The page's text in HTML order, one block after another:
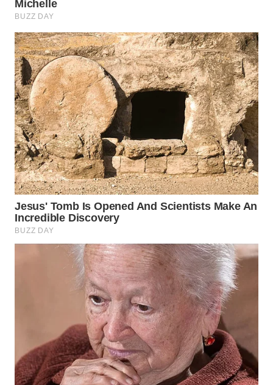
DEPOK
WN
TAPANULI
UTARA
WN
SAMOSIR
WN
PADANG
LAWAS
WN
SUMEDANG
WN
TANGERANG